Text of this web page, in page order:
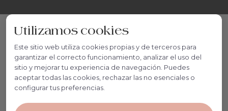
Utilizamos cookies
Este sitio web utiliza cookies propias y de terceros para
garantizar el correcto funcionamiento, analizar el uso del
sitio y mejorar tu experiencia de navegación. Puedes
aceptar todas las cookies, rechazar las no esenciales o
configurar tus preferencias.